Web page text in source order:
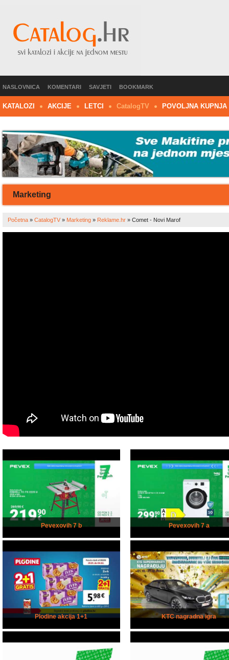
NASLOVNICA KOMENTARI SAVJETI BOOKMARK
KATALOZI AKCIJE LETCI CatalogTV POVOLJNA KUPNJA
Marketing
Početna » CatalogTV » Marketing » Reklame.hr » Comet - Novi Marof
Pevexovih 7 b Pevexovih 7 a
Plodine akcija 1+1 KTC nagradna igra